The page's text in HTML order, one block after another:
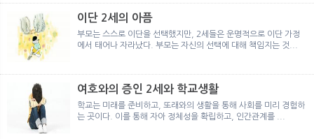
이단 2세의 아픔
부모는 스스로 이단을 선택했지만, 2세들은 운명적으로 이단 가정
에서 태어나 자라났다. 부모는 자신의 선택에 대해 책임지는 것...
여호와의 증인 2세와 학교생활
학교는 미래를 준비하고, 또래와의 생활을 통해 사회를 미리 경험하
는 곳이다. 이를 통해 자아 정체성을 확립하고, 인간관계를 ...